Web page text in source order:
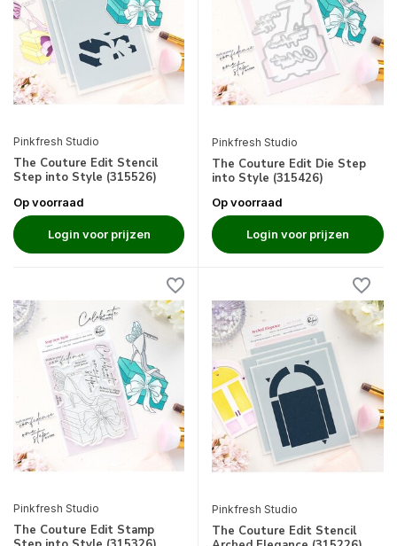
Pinkfresh Studio
The Couture Edit Stencil
Step into Style (315526)
Op voorraad
Login voor prijzen
Pinkfresh Studio
The Couture Edit Die Step
into Style (315426)
Op voorraad
Login voor prijzen
Pinkfresh Studio
The Couture Edit Stamp
Pinkfresh Studio
The Couture Edit Stencil